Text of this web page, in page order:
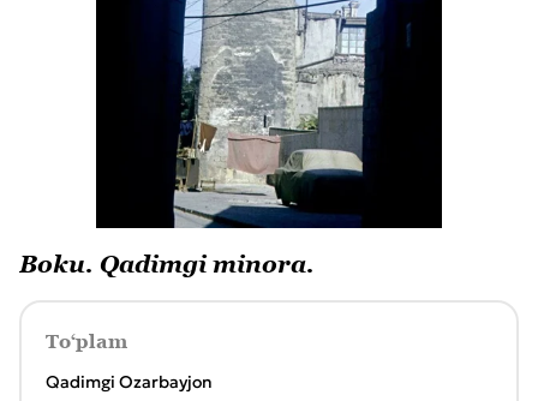
Boku. Qadimgi minora.
To‘plam
Qadimgi Ozarbayjon